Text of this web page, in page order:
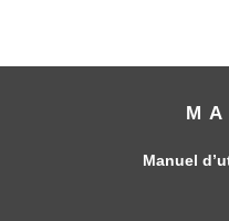
Manuel